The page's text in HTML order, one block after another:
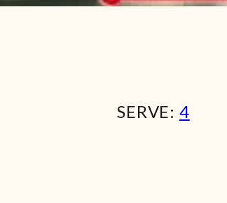
SERVE: 4